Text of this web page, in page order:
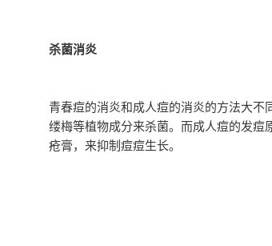
杀菌消炎
青春痘的消炎和成人痘的消炎的方法大
缕梅等植物成分来杀菌。而成人痘的发
疮膏，来抑制痘痘生长。